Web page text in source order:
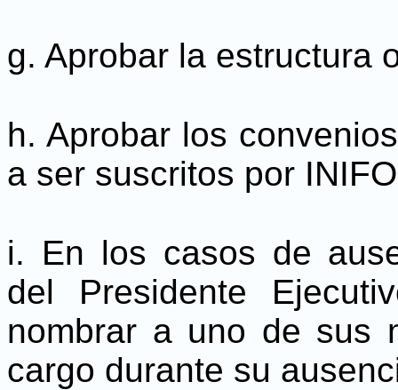
g. Aprobar la estructura
h. Aprobar los
a ser suscritos por
i. En los casos de
del Presidente
nombrar a uno de sus
cargo durante su